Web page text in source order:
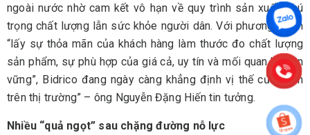
ngoài nước nhờ cam kết vô hạn về quy trình sản xuất, chú
trọng chất lượng lẫn sức khỏe người dân. Với phương châm
“lấy sự thỏa mãn của khách hàng làm thước đo chất lượng
sản phẩm, sự phù hợp của giá cả, uy tín và mối quan hệ bền
vững”, Bidrico đang ngày càng khẳng định vị thế của mình
trên thị trường” – ông Nguyễn Đặng Hiến tin tưởng.
Nhiều “quả ngọt” sau chặng đường nỗ lực